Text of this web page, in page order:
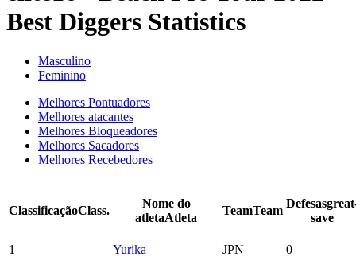
Best Diggers Statistics
Masculino
Feminino
Melhores Pontuadores
Melhores atacantes
Melhores Bloqueadores
Melhores Sacadores
Melhores Recebedores
ClassificaçãoClass.
Nome do
atletaAtleta
TeamTeam
Defesas
save
1 Yurika JPN
0